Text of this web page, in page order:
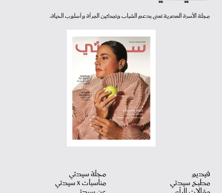
مجلة الأسرة العصرية تعنى بدعم الشباب وتمكين المرأة وأسلوب الحياة.
فيديو
مطبخ سيدتي
مجلة سيدتي
مناسبات X سيدتي